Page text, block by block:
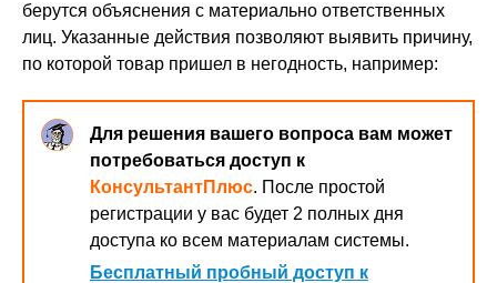
берутся объяснения с материально ответственных
лиц. Указанные действия позволяют выявить причину,
по которой товар пришел в негодность, например:
Для решения вашего вопроса вам может
потребоваться доступ к
КонсультантПлюс. После простой
регистрации у вас будет 2 полных дня
доступа ко всем материалам системы.
Бесплатный пробный доступ к